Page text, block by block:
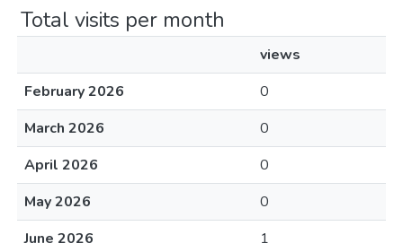
Total visits per month
views
February 2026
0
March 2026
0
April 2026
0
May 2026
0
June 2026
1